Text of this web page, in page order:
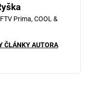
Prima, COOL &
ČLÁNKY AUTORA